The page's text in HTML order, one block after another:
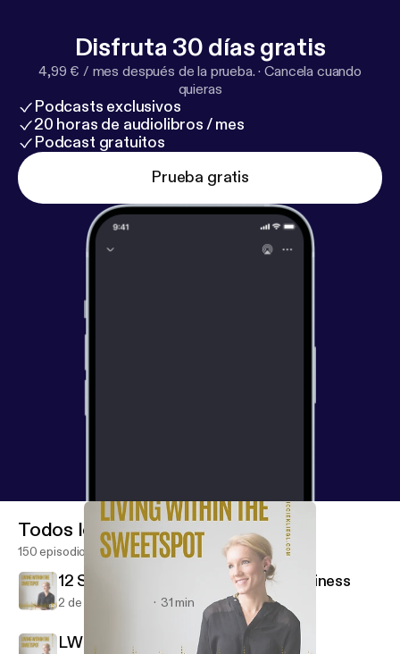
Disfruta 30 días gratis
4,99 € / mes después de la prueba. ·Cancela cuando
quieras
Podcasts exclusivos
20 horas de audiolibros / mes
Podcast gratuitos
Prueba gratis
Todos los episodios
150 episodios
12 Steps For Starting An Online Business
2 de mar de 2021 31 min
LWSS Keep the Faith